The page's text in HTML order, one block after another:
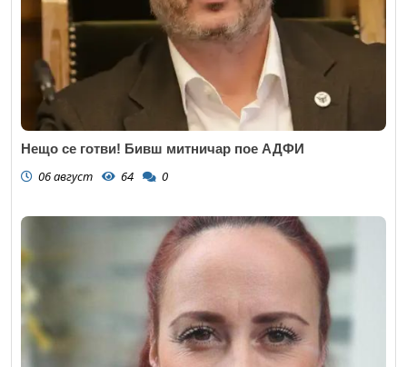
Нещо се готви! Бивш митничар пое АДФИ
06 август 64 0